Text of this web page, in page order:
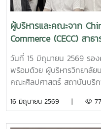
ผู้บริหารและคณะจาก
Commerce (CECC) สา
มหาวิทยาลัย
วันที่ 15 มิถุนายน 2569 รอ
พร้อมด้วย ผู้บริหารวิทยาลัย
คณะศิลปศาสตร์ สถาบันบริ
Electronics Chamber of
16 มิถุนายน 2569 |